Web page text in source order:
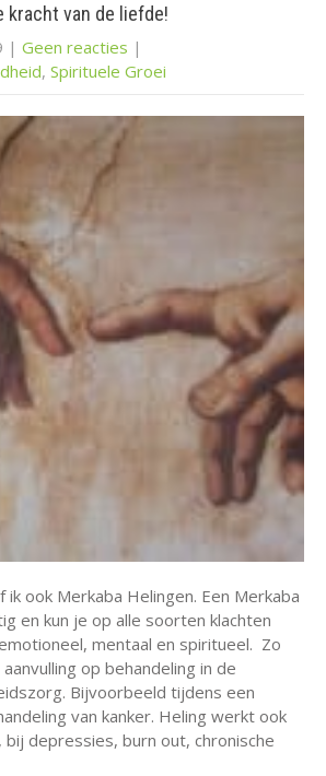
kracht van de liefde!
| Geen reacties |
, Spirituele Groei
ik ook Merkaba Helingen. Een Merkaba
en kun je op alle soorten klachten
mentaal en spiritueel. Zo
op behandeling in de
Bijvoorbeeld tijdens een
van kanker. Heling werkt ook
depressies, burn out, chronische